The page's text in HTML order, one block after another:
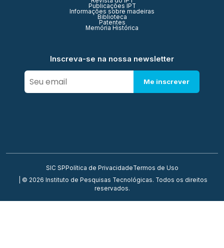
Publicações IPT
Informações sobre madeiras
Biblioteca
Patentes
Memória Histórica
Inscreva-se na nossa newsletter
Me inscrever
SIC SP Política de PrivacidadeTermos de Uso
| © 2026 Instituto de Pesquisas Tecnológicas. Todos os direitos
reservados.